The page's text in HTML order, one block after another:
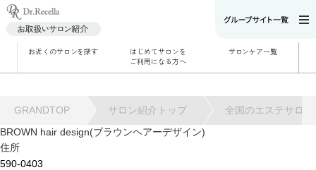
お近くのサロンを探す
はじめてサロンを
ご利用になる方へ
サロンケア一覧
ュー
角質ケア
角質ケア｜ポレーシ
GRANDTOP サロン紹介トップ
全国のエステサロ
BROWN hair design(ブラウンヘアーデザイン)
住所
590-0403